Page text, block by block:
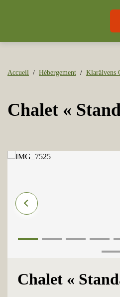
Accueil Hébergement Klarälvens
Chalet «
Chalet «